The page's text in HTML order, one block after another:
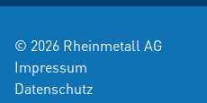
© 2026 Rheinmetall AG
Impressum
Datenschutz